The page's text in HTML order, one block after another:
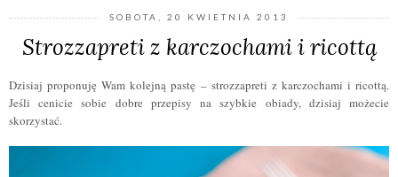
SOBOTA, 20 KWIETNIA 2013
Strozzapreti z karczochami i ricottą
Dzisiaj proponuję Wam kolejną pastę – strozzapreti z karczochami i ricottą.
Jeśli cenicie sobie dobre przepisy na szybkie obiady, dzisiaj możecie
skorzystać.